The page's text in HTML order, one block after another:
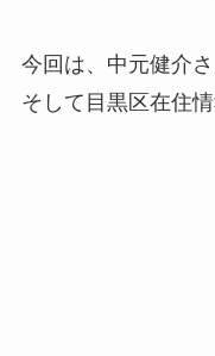
今回は、中元健介
そして目黒区在住